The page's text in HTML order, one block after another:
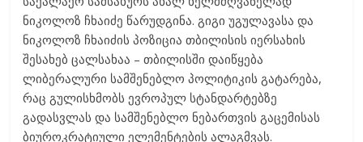
ნიკოლოზ ჩხაიძე წარუდგინა. გიგი უგულავასა და
ნიკოლოზ ჩხაიძის პოზიცია თბილისის იერსახის
შესახებ ცალსახაა – თბილისში დაიწყება
ლიბერალური სამშენებლო პოლიტიკის გატარება,
რაც გულისხმობს ევროპულ სტანდარტებზე
გადასვლას და სამშენებლო ნებართვის გაცემისას
ბიუროკრატიული ელემენტების ალაგმვას.